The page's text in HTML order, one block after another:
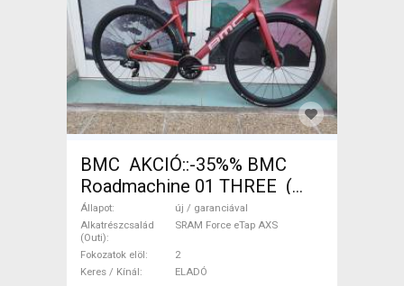
BMC AKCIÓ::-35%% BMC
Roadmachine 01 THREE (
54) Országúti SRAM Force
eTap AXS tárcsafék új /
garanciával ELADÓ
Állapot
új / garanciával
Alkatrészcsalád
(Outi)
SRAM Force eTap AXS
Fokozatok elöl
2
Keres / Kínál
ELADÓ